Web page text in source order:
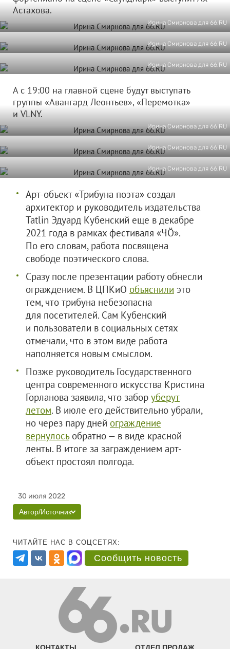
Астахова.
Ирина Смирнова для 66.RU
Ирина Смирнова для 66.RU
Ирина Смирнова для 66.RU
А с 19:00 на главной сцене будут выступать
группы «Авангард Леонтьев», «Перемотка»
и VLNY.
Ирина Смирнова для 66.RU
Ирина Смирнова для 66.RU
Ирина Смирнова для 66.RU
Арт-объект «Трибуна поэта» создал
архитектор и руководитель издательства
Tatlin Эдуард Кубенский еще в декабре
2021 года в рамках фестиваля «ЧÖ».
По его словам, работа посвящена
свободе поэтического слова.
Сразу после презентации работу обнесли
ограждением. В ЦПКиО объяснили это
тем, что трибуна небезопасна
для посетителей. Сам Кубенский
и пользователи в социальных сетях
отмечали, что в этом виде работа
наполняется новым смыслом.
Позже руководитель Государственного
центра современного искусства Кристина
Горланова заявила, что забор уберут
летом. В июле его действительно убрали,
но через пару дней ограждение
вернулосьобратно — в виде красной
ленты. В итоге за заграждением арт-
объект простоял полгода.
30 июля 2022
Автор/Источник
ЧИТАЙТЕ НАС В СОЦСЕТЯХ:
Сообщить новость